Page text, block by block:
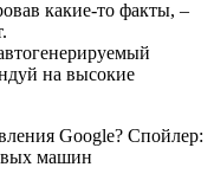
какие-то факты, –
на высокие